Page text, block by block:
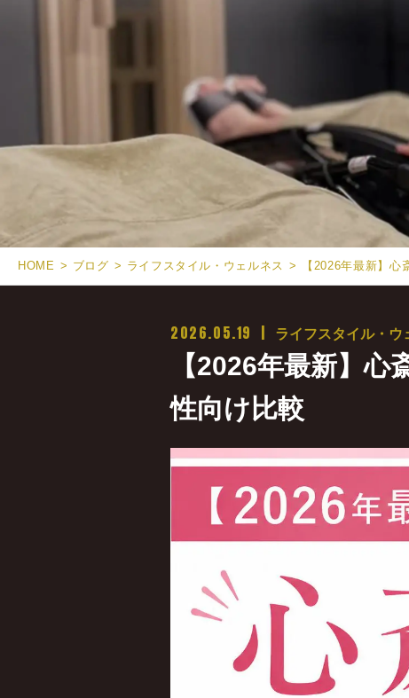
HOME ブログ ライフスタイル・ウェルネス 【2026年最新】
2026.05.19 ライフスタイル・ウ
【2026年最新】
性向け比較